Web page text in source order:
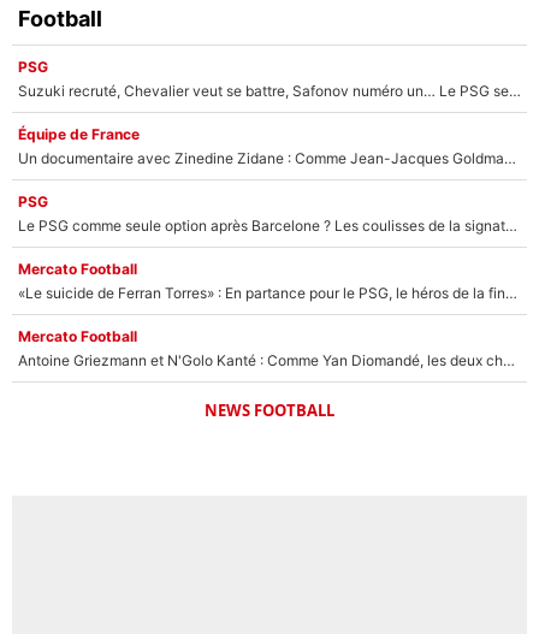
Football
PSG
Suzuki recruté, Chevalier veut se battre, Safonov numéro un… Le PSG se lance encore dans un gros chantier pour le poste de gardien de but
Équipe de France
Un documentaire avec Zinedine Zidane : Comme Jean-Jacques Goldman et Mylène Farmer, le nouveau sélectionneur de l'équipe de France a recalé une journaliste très connue
PSG
Le PSG comme seule option après Barcelone ? Les coulisses de la signature historique de Lionel Messi sont révélées au grand jour !
Mercato Football
«Le suicide de Ferran Torres» : En partance pour le PSG, le héros de la finale de la Coupe du monde s'attire les foudres de la presse espagnole !
Mercato Football
Antoine Griezmann et N'Golo Kanté : Comme Yan Diomandé, les deux champions du monde ont refusé de signer au PSG !
NEWS FOOTBALL